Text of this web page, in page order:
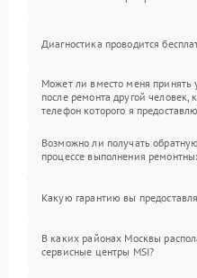
Диагностика проводится
Может ли вместо меня принять
после ремонта другой человек,
телефон которого я
Возможно ли получать
процессе выполнения
Какую гарантию вы
В каких районах Москвы
сервисные центры MSI?